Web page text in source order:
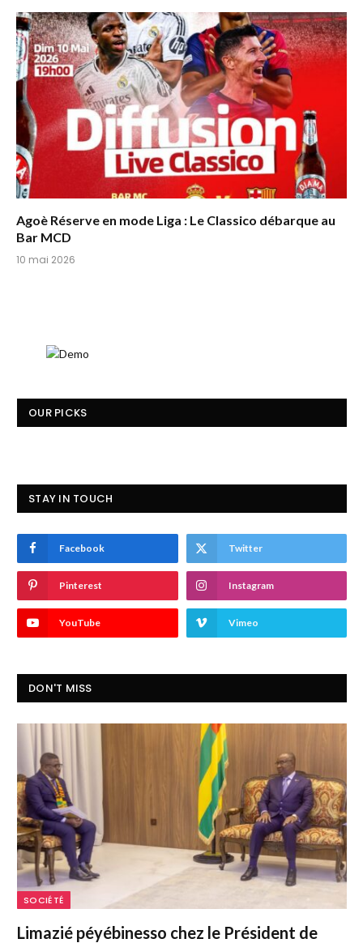
Agoè Réserve en mode Liga : Le Classico débarque au
Bar MCD
10 mai 2026
OUR PICKS
STAY IN TOUCH
Facebook Twitter
Pinterest Instagram
YouTube Vimeo
DON'T MISS
SOCIÉTÉ
Limazié péyébinesso chez le Président de